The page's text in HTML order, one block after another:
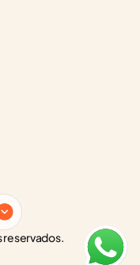
reservados.